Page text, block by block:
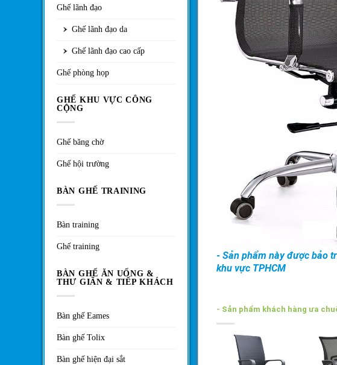
- Sản phẩm này được bảo
khu vực TPHCM
- Sản phẩm khách hàng ưa
Ghế lãnh đạo
Ghế lãnh đạo da
Ghế lãnh đạo cao cấp
Ghế phòng họp
GHẾ KHU VỰC CÔNG
CỘNG
Ghế băng chờ
Ghế hội trường
BÀN GHẾ TRAINING
Bàn training
Ghế training
BÀN GHẾ ĂN UỐNG &
THƯ GIÃN & TIẾP KHÁCH
Bàn ghế Eames
Bàn ghế Tolix
Bàn ghế hiện đại sắt